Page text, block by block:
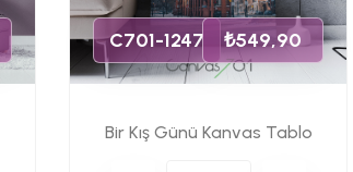
C701-1247 ₺549,90
Bir Kış Günü Kanvas Tablo